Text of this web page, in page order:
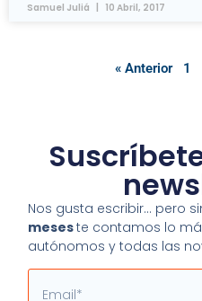
Samuel Juliá 10 Abril, 2017
« Anterior 1
Nos gusta escribir… pero
meseste contamos lo
autónomos y todas las
Email